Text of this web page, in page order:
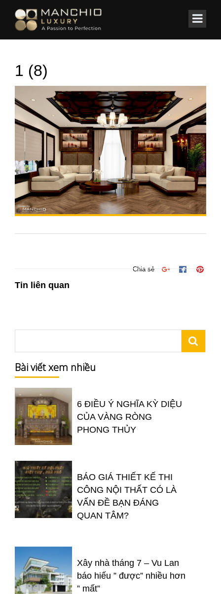
Home/BIỆT THỰ/ Dinh Thự “Trăm tỷ” Mr. Tuyến-Mansion Hà Nam
1 (8)
Chia sẻ
Tin liên quan
Bài viết xem nhiều
6 ĐIỀU Ý NGHĨA KỲ DIỆU
CỦA VÀNG RÒNG
PHONG THỦY
BÁO GIÁ THIẾT KẾ THI
CÔNG NỘI THẤT CÓ LÀ
VẤN ĐỀ BẠN ĐÁNG
QUAN TÂM?
Xây nhà tháng 7 – Vu Lan
báo hiếu ” được” nhiều hơn
” mất”